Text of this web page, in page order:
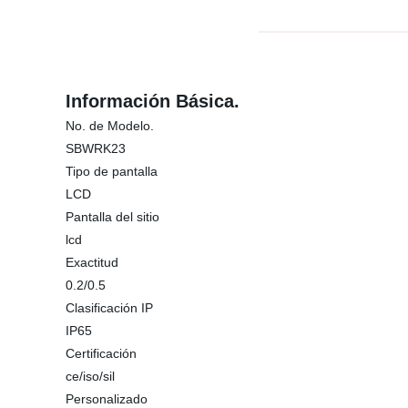
Información Básica.
No. de Modelo.
SBWRK23
Tipo de pantalla
LCD
Pantalla del sitio
lcd
Exactitud
0.2/0.5
Clasificación IP
IP65
Certificación
ce/iso/sil
Personalizado